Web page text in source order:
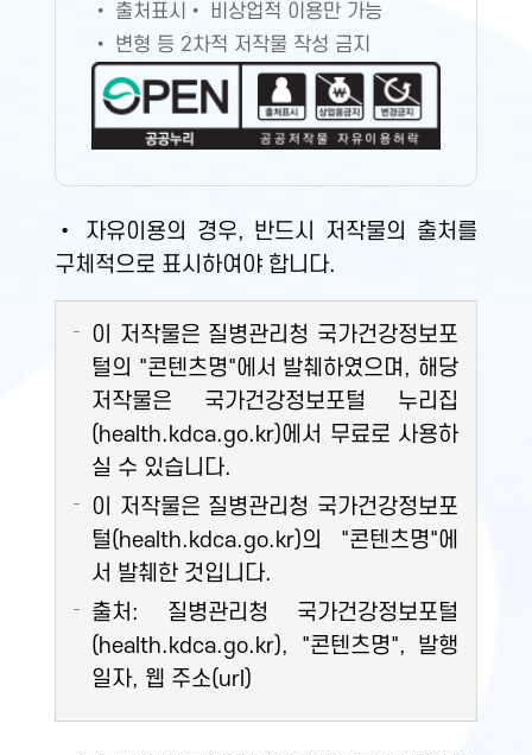
• 출처표시 • 비상업적 이용만 가능
• 변형 등 2차적 저작물 작성 금지
• 자유이용의 경우, 반드시 저작물의 출처를
구체적으로 표시하여야 합니다.
이 저작물은 질병관리청 국가건강정보포
털의 "콘텐츠명"에서 발췌하였으며, 해당
저작물은 국가건강정보포털 누리집
(health.kdca.go.kr)에서 무료로 사용하
실 수 있습니다.
이 저작물은 질병관리청 국가건강정보포
털(health.kdca.go.kr)의 "콘텐츠명"에
서 발췌한 것입니다.
출처: 질병관리청 국가건강정보포털
(health.kdca.go.kr), "콘텐츠명", 발행
일자, 웹 주소(url)